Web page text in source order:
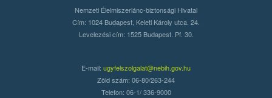
Nemzeti Élelmiszerlánc-biztonsági Hivatal
Cím: 1024 Budapest, Keleti Károly utca. 24.
Levelezési cím: 1525 Budapest. Pf. 30.
E-mail: ugyfelszolgalat@nebih.gov.hu
Zöld szám: 06-80/263-244
Telefon: 06-1/ 336-9000